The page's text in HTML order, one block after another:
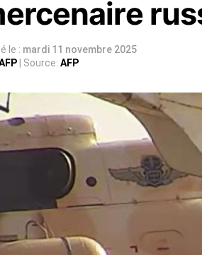
le : mardi 11 novembre 2025
| Source: AFP